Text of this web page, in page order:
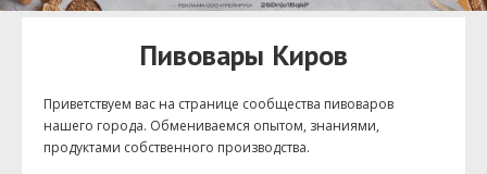
Пивовары Киров
Приветствуем ваc на странице сообщества пивоваров
нашего города. Обмениваемся опытом, знаниями,
продуктами собственного производства.